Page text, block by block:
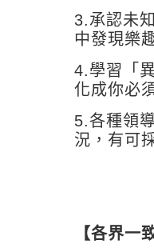
3.承認未
中發現樂
4.學習「
化成你必
5.各種領
況，有可
【各界一